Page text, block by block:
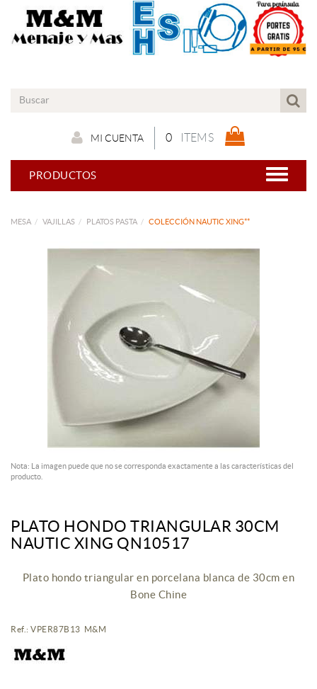
0 ITEMS
MI CUENTA
PRODUCTOS
MESA VAJILLAS PLATOS PASTA COLECCIÓN NAUTIC XING**
Nota: La imagen puede que no se corresponda exactamente a las características del
producto.
PLATO HONDO TRIANGULAR 30CM
NAUTIC XING QN10517
Plato hondo triangular en porcelana blanca de 30cm en
Bone Chine
Ref.: VPER87B13 M&M